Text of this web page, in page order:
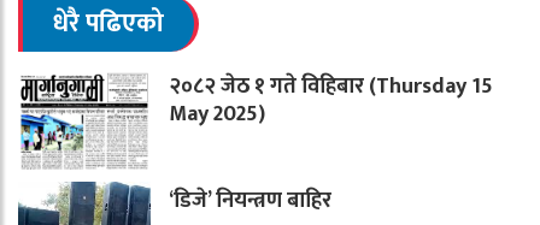
धेरै पढिएको
२०८२ जेठ १ गते विहिबार (Thursday 15
May 2025)
‘डिजे’ नियन्त्रण बाहिर